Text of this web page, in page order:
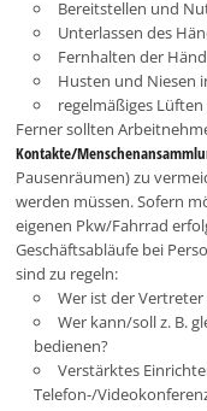
Bereitstellen und
Unterlassen des
Fernhalten der
Husten und Niesen
regelmäßiges
Ferner sollten
Kontakte/
Pausenräumen) zu
werden müssen. Sofern
eigenen Pkw/Fahrrad
Geschäftsabläufe bei
sind zu regeln:
Wer ist der Vertreter
Wer kann/soll z. B.
bedienen?
Verstärktes
Telefon-/